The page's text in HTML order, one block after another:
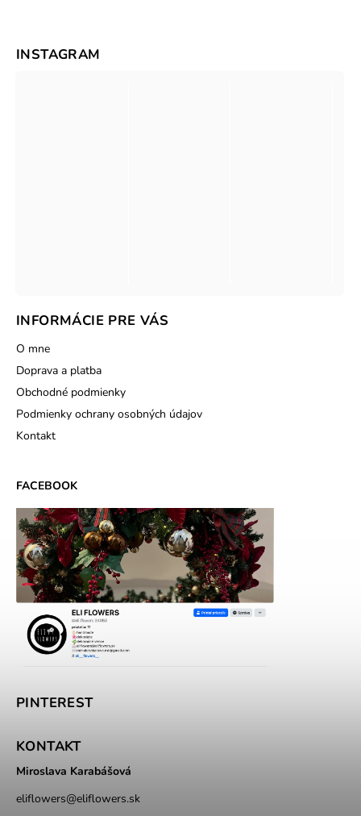
INFORMÁCIE PRE VÁS
O mne
Doprava a platba
Obchodné podmienky
Podmienky ochrany osobných údajov
Kontakt
INSTAGRAM
FACEBOOK
PINTEREST
KONTAKT
Miroslava Karabášová
eliflowers@eliflowers.sk